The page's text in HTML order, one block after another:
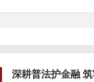
深耕普法护金融